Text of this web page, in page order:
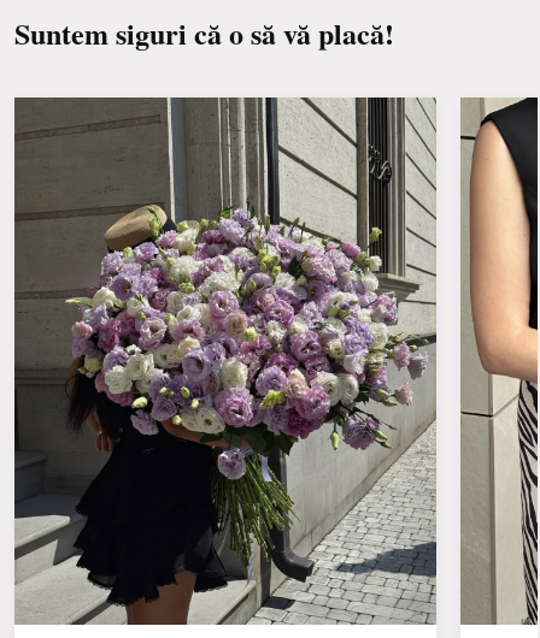
Suntem siguri că o să vă placă!